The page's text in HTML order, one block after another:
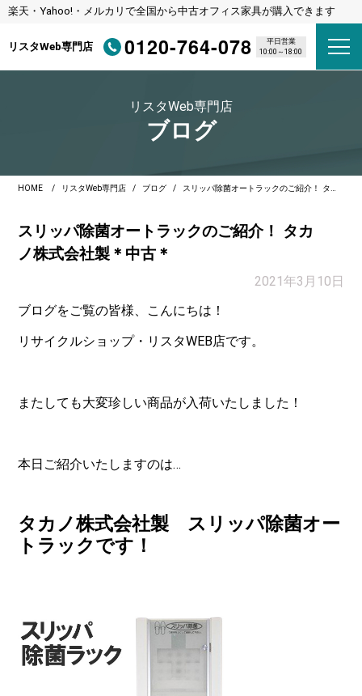
楽天・Yahoo!・メルカリで全国から中古オフィス家具が購入できます
リスタWeb専門店 0120-764-078
平日営業
10:00～18:00
リスタWeb専門店
ブログ
HOME リスタWeb専門店 ブログ スリッパ除菌オートラックのご紹介！ タカノ株式会社製＊中古＊
スリッパ除菌オートラックのご紹介！ タカ
ノ株式会社製＊中古＊
2021年3月10日
ブログをご覧の皆様、こんにちは！
リサイクルショップ・リスタWEB店です。
またしても大変珍しい商品が入荷いたしました！
本日ご紹介いたしますのは…
タカノ株式会社製 スリッパ除菌オー
トラックです！